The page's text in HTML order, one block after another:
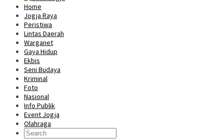
Home
Jogja Raya
Peristiwa
Lintas Daerah
Warganet
Gaya Hidup
Ekbis
Seni Budaya
Kriminal
Foto
Nasional
Info Publik
Event Jogja
Olahraga